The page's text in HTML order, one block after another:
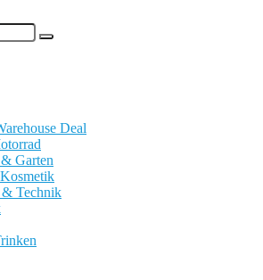
Deal
Garten
Technik